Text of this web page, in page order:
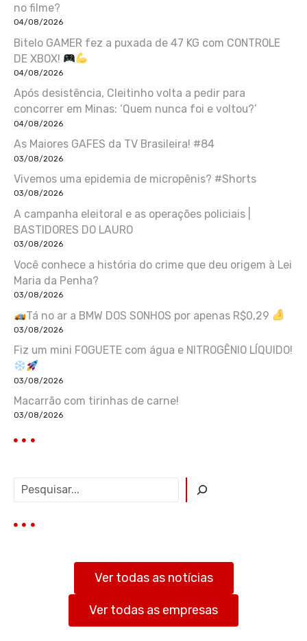
no filme?
04/08/2026
Bitelo GAMER fez a puxada de 47 KG com CONTROLE
DE XBOX!
04/08/2026
Após desistência, Cleitinho volta a pedir para
concorrer em Minas: ‘Quem nunca foi e voltou?’
04/08/2026
As Maiores GAFES da TV Brasileira! #84
03/08/2026
Vivemos uma epidemia de micropênis? #Shorts
03/08/2026
A campanha eleitoral e as operações policiais |
BASTIDORES DO LAURO
03/08/2026
Você conhece a história do crime que deu origem à Lei
Maria da Penha?
03/08/2026
Tá no ar a BMW DOS SONHOS por apenas R$0,29
03/08/2026
Fiz um mini FOGUETE com água e NITROGÊNIO LÍQUIDO!
03/08/2026
Macarrão com tirinhas de carne!
03/08/2026
q
Ver todas as notícias
Ver todas as empresas